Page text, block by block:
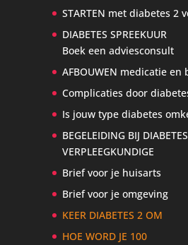
STARTEN met diabetes 2
DIABETES SPREEKUUR
Boek een adviesconsult
AFBOUWEN medicatie en
Complicaties door
Is jouw type diabetes
BEGELEIDING BIJ
VERPLEEGKUNDIGE
Brief voor je huisarts
Brief voor je omgeving
KEER DIABETES 2 OM
HOE WORD JE 100